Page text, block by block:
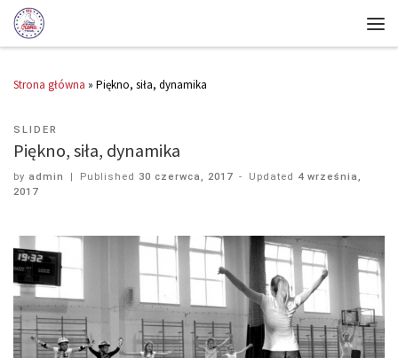
Strona główna » Piękno, siła, dynamika
SLIDER
Piękno, siła, dynamika
by admin | Published 30 czerwca, 2017 - Updated 4 września,
2017